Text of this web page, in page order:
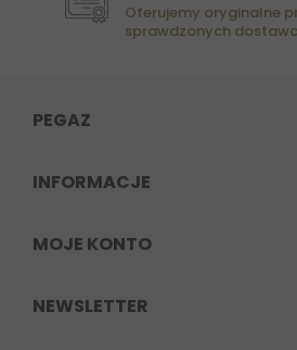
Oferujemy oryginalne
sprawdzonych
PEGAZ
INFORMACJE
MOJE KONTO
NEWSLETTER